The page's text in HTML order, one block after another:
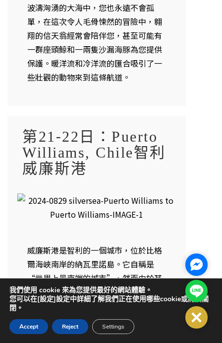
波濤洶湧的大海中，您也永遠不會孤
單，在這次令人毛骨悚然的冒險中，翱
翔的信天翁經常會陪伴您，甚至可能有
一群座頭鯨和一兩隻沙漏海豚為您提供
保護。暖洋流和冷洋流的匯合吸引了一
些壯觀的動物來到這條航道。
第21-22日：Puerto
Williams, Chile智利
威廉斯港
威廉斯港是智利的一個城市，位於比格
爾海峽南岸的納瓦里諾島。它自稱是
“世界上最南端的城市”，然而由於其
規模較小（約有 2,500 名居民），位於
同一海峽北側的阿根廷城市烏斯懷亞也
擁有這一稱號。周圍景色壯麗。狂風肆
虐的荒山高過林木線，並經常被白雪覆
我們使用 cookie 來為您提供最好的網站體驗。
您可以在[設定]設定中詳細了解我們正在使用哪些cookie或將其關
閉。
Accept Reject Settings
Line@
Close